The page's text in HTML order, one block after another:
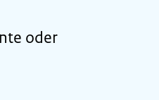
oder